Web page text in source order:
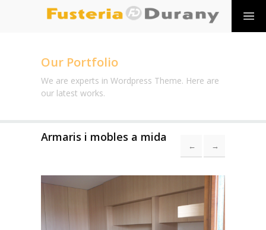
Our Portfolio
We are experts in Wordpress Theme. Here are
our latest works.
Armaris i mobles a mida
→
←